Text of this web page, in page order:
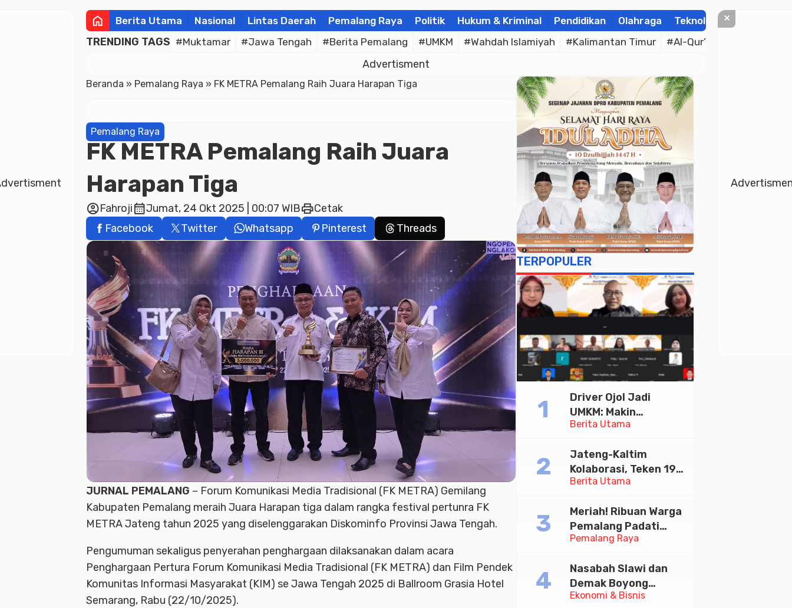
home Berita Utama Nasional Lintas Daerah Pemalang Raya Politik Hukum & Kriminal Pendidikan Olahraga Teknologi
TRENDING TAGS #Muktamar #Jawa Tengah #Berita Pemalang #UMKM #Wahdah Islamiyah #Kalimantan Timur #Al-Qur’an
Advertisment
Beranda » Pemalang Raya » FK METRA Pemalang Raih Juara Harapan Tiga
Pemalang Raya
FK METRA Pemalang Raih Juara
Harapan Tiga
account_circleFahrojicalendar_monthJumat, 24 Okt 2025 | 00:07 WIBprintCetak
Facebook
Twitter Whatsapp Pinterest Threads
JURNAL PEMALANG – Forum Komunikasi Media Tradisional (FK METRA) Gemilang
Kabupaten Pemalang meraih Juara Harapan tiga dalam rangka festival pertunra FK
METRA Jateng tahun 2025 yang diselenggarakan Diskominfo Provinsi Jawa Tengah.
Pengumuman sekaligus penyerahan penghargaan dilaksanakan dalam acara
Penghargaan Pertura Forum Komunikasi Media Tradisional (FK METRA) dan Film Pendek
Komunitas Informasi Masyarakat (KIM) se Jawa Tengah 2025 di Ballroom Grasia Hotel
Semarang, Rabu (22/10/2025).
TERPOPULER
Berita Utama
Driver Ojol Jadi
UMKM: Makin
Sejahtera atau
Diskusi Paramadina
Berita Utama
Jateng-Kaltim
Kolaborasi, Teken 19
Kerja Sama Ekonomi
Pemalang Raya
Meriah! Ribuan Warga
Pemalang Padati
Kirab Festival Kamir
Ekonomi & Bisnis
Nasabah Slawi dan
Demak Boyong
Toyota Innova Zenix
×